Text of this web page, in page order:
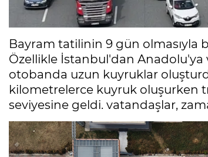
Bayram tatilinin 9 gün olmasıyla
Özellikle İstanbul'dan
otobanda uzun kuyruklar
kilometrelerce kuyruk oluşurken
seviyesine geldi. vatandaşlar,